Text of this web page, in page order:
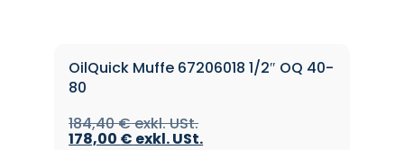
OilQuick Muffe 67206018 1/2″ OQ 40-
80
184,40€
178,00 €